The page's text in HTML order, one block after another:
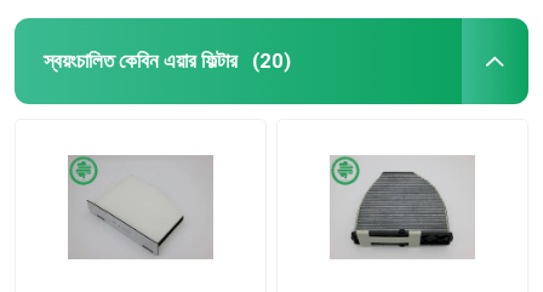
স্বয়ংচালিত কেবিন এয়ার ফিল্টার (20)